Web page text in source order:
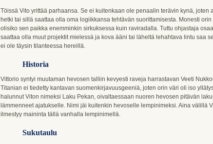
Töissä Vito yrittää parhaansa. Se ei kuitenkaan ole penaalin terävin kynä, joten
hetki tai sillä saattaa olla oma logiikkansa tehtävän suorittamisesta. Monesti
olisiko sen paikka enemminkin sirkuksessa kuin raviradalla. Tuttu ohjastaja
saattaa olla muut projektit mielessä ja kova ääni tai läheltä lehahtava lintu saa
ei ole täysin tilanteessa hereillä.
Historia
Vittorio syntyi muutaman hevosen talliin kevyesti raveja harrastavan Veeti
Titanian ei tiedetty kantavan suomenkirjavuusgeeniä, joten orin väri oli iso
halunnut Viton nimeksi Laku Pekan, oivaltaessaan nuoren hevosen pitävän
lämmenneet ajatukselle. Nimi jäi kuitenkin hevoselle lempinimeksi. Aina välillä
ilmestyy maininta tällä vanhalla lempinimellä.
Sukutaulu